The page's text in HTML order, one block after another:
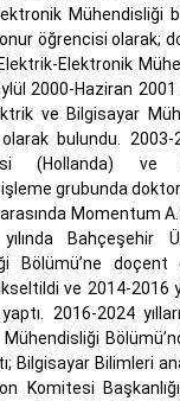
Mühendisliği
onur öğrencisi olarak;
Elektronik
2000-Haziran
ve Bilgisayar
bulundu. 2003-
(Hollanda) ve
grubunda
arasında Momentum
Bahçeşehir
Bölümü’ne doçent
ve 2014-2016
2016-2024
Bilgisayar Bilimleri
Komitesi